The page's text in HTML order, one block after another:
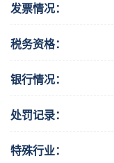
发票情况：
税务资格：
银行情况：
处罚记录：
特殊行业：